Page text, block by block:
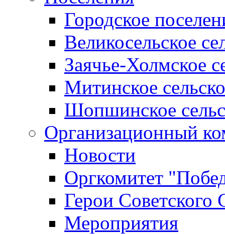
Городское
Великосельское
Заячье-Холмское
Митинское
Шопшинское
Организационный
Новости
Оргкомитет
Герои Советского
Мероприятия